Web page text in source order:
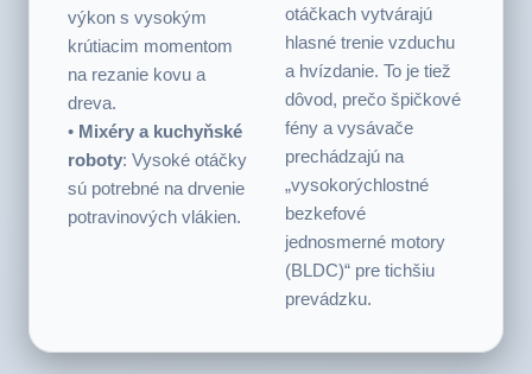
uhlové brúsky:
Poskytujú prenosný
výkon s vysokým
krútiacim momentom
na rezanie kovu a
dreva.
•Mixéry a kuchyňské
roboty: Vysoké otáčky
rotora prerezávajúce
vzduch pri týchto
otáčkach vytvárajú
hlasné trenie vzduchu
a hvízdanie. To je tiež
dôvod, prečo špičkové
fény a vysávače
prechádzajú na
„vysokorýchlostné
bezkefové
jednosmerné motory
prevádzku.